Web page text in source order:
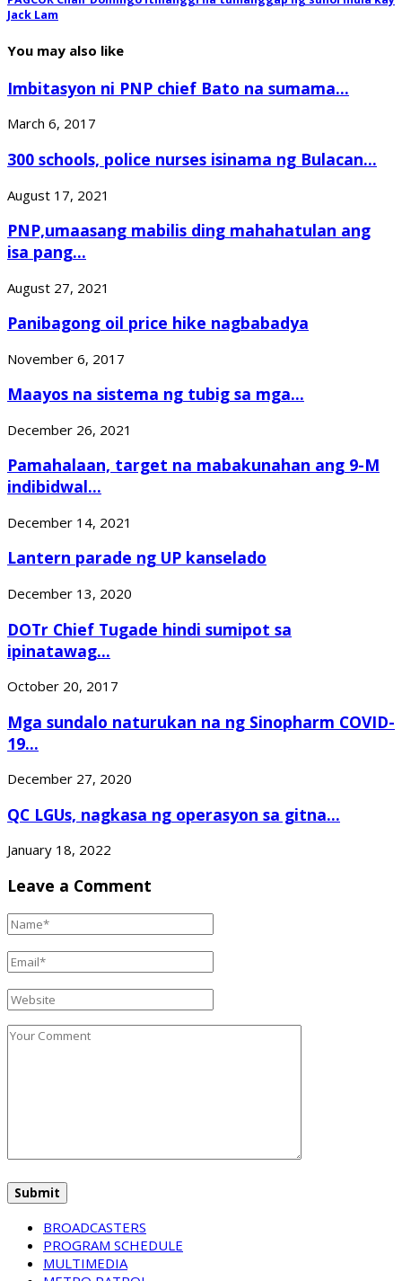
Jack Lam
You may also like
Imbitasyon ni PNP chief Bato na sumama...
March 6, 2017
300 schools, police nurses isinama ng Bulacan...
August 17, 2021
PNP,umaasang mabilis ding mahahatulan ang
isa pang...
August 27, 2021
Panibagong oil price hike nagbabadya
November 6, 2017
Maayos na sistema ng tubig sa mga...
December 26, 2021
Pamahalaan, target na mabakunahan ang 9-M
indibidwal...
December 14, 2021
Lantern parade ng UP kanselado
December 13, 2020
DOTr Chief Tugade hindi sumipot sa
ipinatawag...
October 20, 2017
Mga sundalo naturukan na ng Sinopharm COVID-
19...
December 27, 2020
QC LGUs, nagkasa ng operasyon sa gitna...
January 18, 2022
Leave a Comment
BROADCASTERS
PROGRAM SCHEDULE
MULTIMEDIA